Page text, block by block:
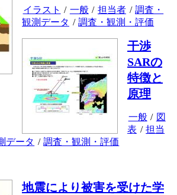
イラスト / 一般 / 担当者 / 調査・
観測データ / 調査・観測・評価
干渉
SARの
特徴と
原理
一般 / 図
表 / 担当
データ / 調査・観測・評価
地震により被害を受けた学